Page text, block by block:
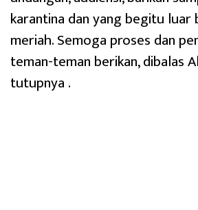
karantina dan yang begitu luar
meriah. Semoga proses dan
teman-teman berikan, dibalas
tutupnya .